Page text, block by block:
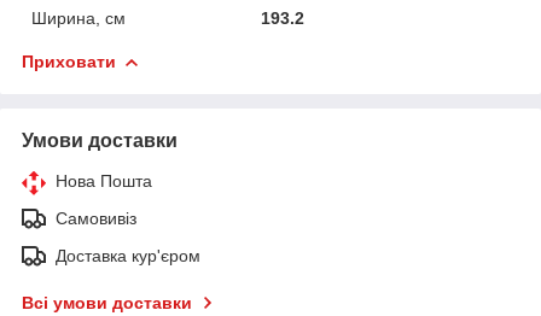
Ширина, см 193.2
Приховати
Умови доставки
Нова Пошта
Самовивіз
Доставка кур'єром
Всі умови доставки